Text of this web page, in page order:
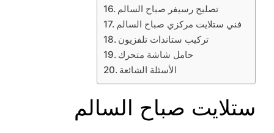
تصليح رسيفر صباح السالم
فني ستلايت مركزي صباح السالم
تركيب ستاندات تلفزيون
حامل شاشة متحرك
الأسئلة الشائعة
ستلايت صباح السالم